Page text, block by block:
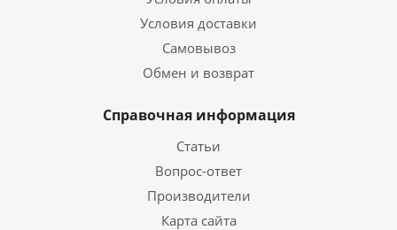
Условия доставки
Самовывоз
Обмен и возврат
Справочная информация
Статьи
Вопрос-ответ
Производители
Карта сайта